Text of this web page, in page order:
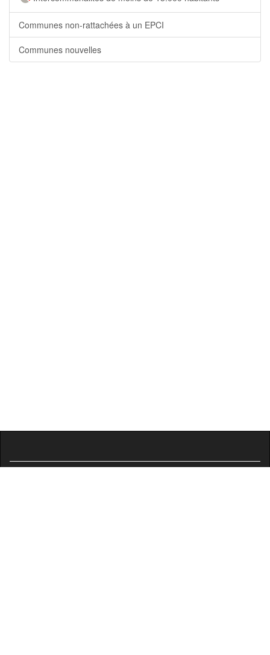
Communes non-rattachées à un EPCI
Communes nouvelles